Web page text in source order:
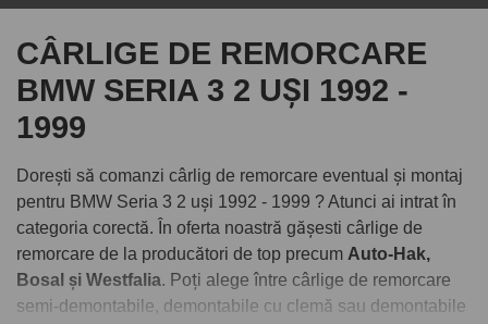
CÂRLIGE DE REMORCARE
BMW SERIA 3 2 UȘI 1992 -
1999
Dorești să comanzi cârlig de remorcare eventual și montaj
pentru BMW Seria 3 2 uși 1992 - 1999 ? Atunci ai intrat în
categoria corectă. În oferta noastră gășesti cârlige de
remorcare de la producători de top precum Auto-Hak,
Bosal și Westfalia. Poți alege între cârlige de remorcare
semi-demontabile, demontabile cu clemă sau demontabile